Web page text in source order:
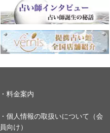
・料金案内
・個人情報の取扱いについて（会
員向け）